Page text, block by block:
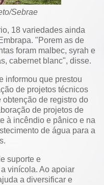
Sebrae
18 variedades ainda
"Porem as de
foram malbec, syrah e
cabernet blanc", disse.
informou que prestou
de projetos técnicos
de registro do
de projetos de
à incêndio e pânico e na
de água para a
suporte e
vinícola. Ao apoiar
a diversificar e